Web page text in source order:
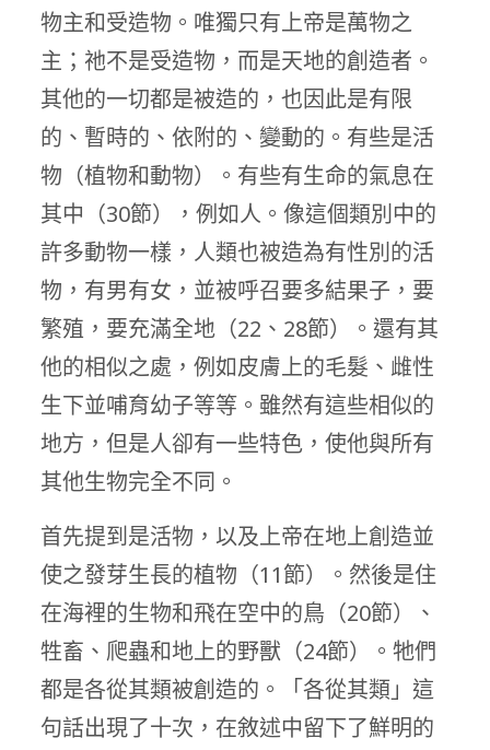
物主和受造物。唯獨只有上帝是萬物之
主；祂不是受造物，而是天地的創造者。
其他的一切都是被造的，也因此是有限
的、暫時的、依附的、變動的。有些是活
物（植物和動物）。有些有生命的氣息在
其中（30節），例如人。像這個類別中的
許多動物一樣，人類也被造為有性別的活
物，有男有女，並被呼召要多結果子，要
繁殖，要充滿全地（22、28節）。還有其
他的相似之處，例如皮膚上的毛髮、雌性
生下並哺育幼子等等。雖然有這些相似的
地方，但是人卻有一些特色，使他與所有
其他生物完全不同。
首先提到是活物，以及上帝在地上創造並
使之發芽生長的植物（11節）。然後是住
在海裡的生物和飛在空中的鳥（20節）、
牲畜、爬蟲和地上的野獸（24節）。牠們
都是各從其類被創造的。「各從其類」這
句話出現了十次，在敘述中留下了鮮明的